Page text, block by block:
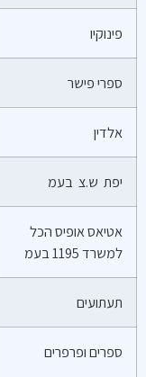
פינוקיו
ספרי פישר
אלדין
יפת ש.צ בעמ
אטיאס אופיס הכל
למשרד 1195 בעמ
תעתועים
ספרים ופרפרים